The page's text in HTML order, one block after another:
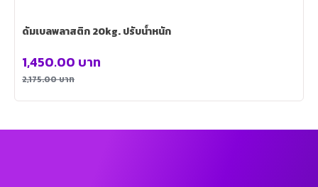
ดัมเบลพลาสติก 20kg. ปรับน้ำหนัก
2,175.00บาท
1,450.00 บาท